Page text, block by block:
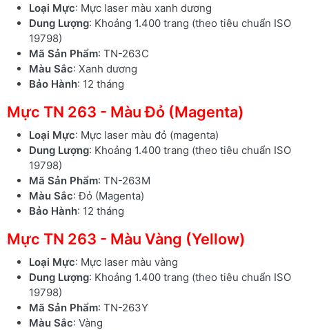
Loại Mực: Mực laser màu xanh dương
Dung Lượng: Khoảng 1.400 trang (theo tiêu chuẩn ISO
19798)
Mã Sản Phẩm: TN-263C
Màu Sắc: Xanh dương
Bảo Hành: 12 tháng
Mực TN 263 - Màu Đỏ (Magenta)
Loại Mực: Mực laser màu đỏ (magenta)
Dung Lượng: Khoảng 1.400 trang (theo tiêu chuẩn ISO
19798)
Mã Sản Phẩm: TN-263M
Màu Sắc: Đỏ (Magenta)
Bảo Hành: 12 tháng
Mực TN 263 - Màu Vàng (Yellow)
Loại Mực: Mực laser màu vàng
Dung Lượng: Khoảng 1.400 trang (theo tiêu chuẩn ISO
19798)
Mã Sản Phẩm: TN-263Y
Màu Sắc: Vàng